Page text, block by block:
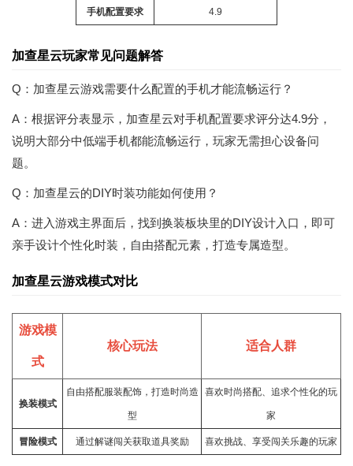
手机配置要求 4.9
加查星云玩家常见问题解答
Q：加查星云游戏需要什么配置的手机才能流畅运行？
A：根据评分表显示，加查星云对手机配置要求评分达4.9分，
说明大部分中低端手机都能流畅运行，玩家无需担心设备问
题。
Q：加查星云的DIY时装功能如何使用？
A：进入游戏主界面后，找到换装板块里的DIY设计入口，即可
亲手设计个性化时装，自由搭配元素，打造专属造型。
加查星云游戏模式对比
游戏模
式
核心玩法 适合人群
换装模式
自由搭配服装配饰，打造时尚造
型
喜欢时尚搭配、追求个性化的玩
家
冒险模式 通过解谜闯关获取道具奖励 喜欢挑战、享受闯关乐趣的玩家